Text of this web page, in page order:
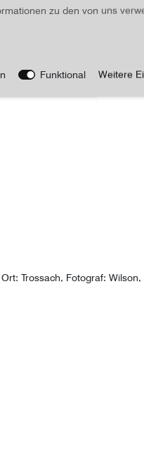
Trossach, Fotograf: Wilson,
zu den von uns
Funktional Weitere